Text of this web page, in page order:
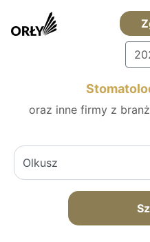
oraz inne firmy z